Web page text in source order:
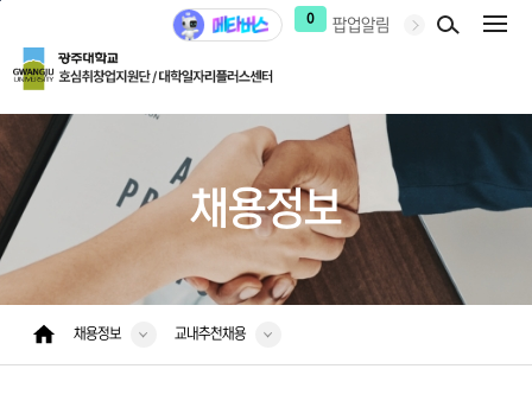
0 팝업알림
채용정보
채용정보 교내추천채용